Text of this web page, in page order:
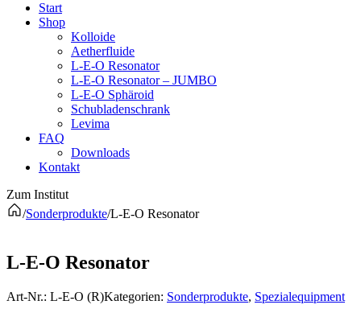
Start
Shop
Kolloide
Aetherfluide
L-E-O Resonator
L-E-O Resonator – JUMBO
L-E-O Sphäroid
Schubladenschrank
Levima
FAQ
Downloads
Kontakt
Zum Institut
/Sonderprodukte/L-E-O Resonator
L-E-O Resonator
Art-Nr.: L-E-O (R)Kategorien: Sonderprodukte, Spezialequipment